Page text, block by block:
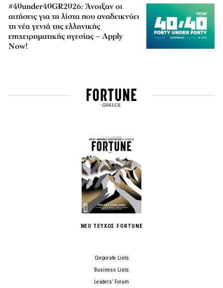
#40under40GR2026: Άνοιξαν οι
αιτήσεις για τη λίστα που αναδεικνύει
τη νέα γενιά της ελληνικής
επιχειρηματικής ηγεσίας – Apply
Now!
ΝΕΟ ΤΕΥΧΟΣ FORTUNE
Corporate Lists
Business Lists
Leaders’ Forum